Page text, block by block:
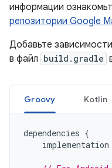
информации
репозитории Google
Добавьте
в файл build.gradle
Groovy Kotlin
dependencies {
implementation